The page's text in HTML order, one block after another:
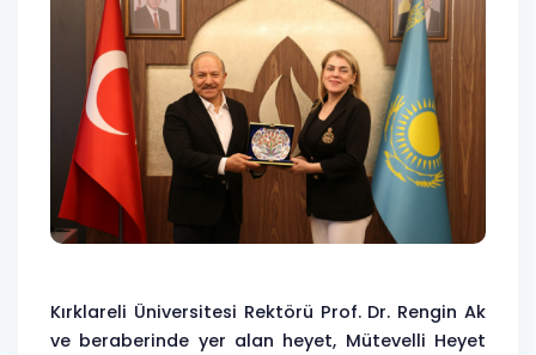
Kırklareli Üniversitesi Rektörü Prof. Dr. Rengin Ak
ve beraberinde yer alan heyet, Mütevelli Heyet